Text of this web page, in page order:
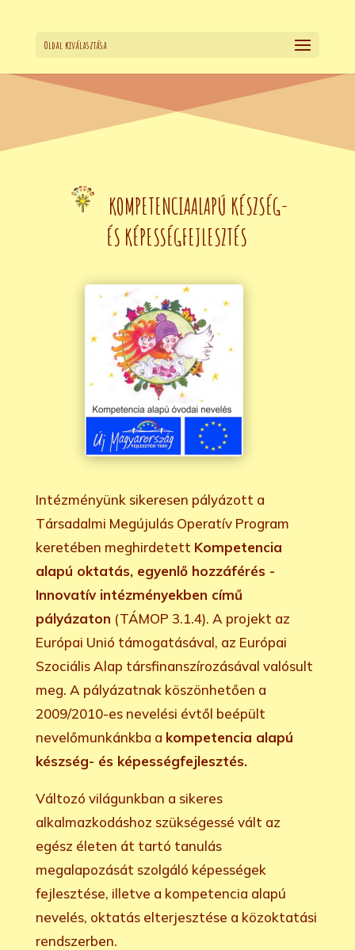
Oldal kiválasztása
KOMPETENCIAALAPÚ KÉSZSÉG-
ÉS KÉPESSÉGFEJLESZTÉS
Intézményünk sikeresen pályázott a
Társadalmi Megújulás Operatív Program
keretében meghirdetett Kompetencia
alapú oktatás, egyenlő hozzáférés -
Innovatív intézményekben című
pályázaton (TÁMOP 3.1.4). A projekt az
Európai Unió támogatásával, az Európai
Szociális Alap társfinanszírozásával valósult
meg. A pályázatnak köszönhetően a
2009/2010-es nevelési évtől beépült
nevelőmunkánkba a kompetencia alapú
készség- és képességfejlesztés.
Változó világunkban a sikeres
alkalmazkodáshoz szükségessé vált az
egész életen át tartó tanulás
megalapozását szolgáló képességek
fejlesztése, illetve a kompetencia alapú
nevelés, oktatás elterjesztése a közoktatási
rendszerben.